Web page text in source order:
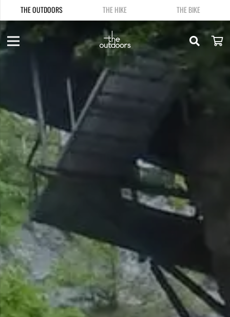
THE OUTDOORS THE HIKE THE BIKE